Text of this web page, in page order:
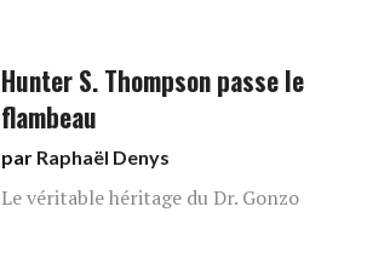
Hunter S. Thompson passe le
flambeau
par Raphaël Denys
Le véritable héritage du Dr. Gonzo